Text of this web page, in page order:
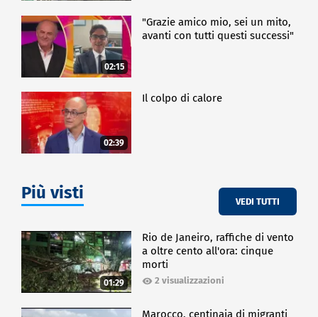
02:15
"Grazie amico mio, sei un mito,
avanti con tutti questi successi"
02:39
Il colpo di calore
Più visti VEDI TUTTI
01:29
Rio de Janeiro, raffiche di vento
a oltre cento all'ora: cinque
morti
2 visualizzazioni
Marocco, centinaia di migranti